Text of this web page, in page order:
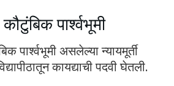
पार्श्वभूमी
पार्श्वभूमी असलेल्या न्यायमूर्ती
कायद्याची पदवी घेतली.